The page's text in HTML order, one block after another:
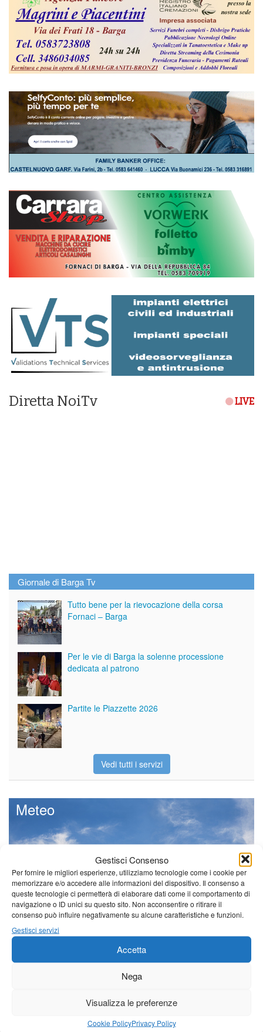
Gestisci Consenso
Per fornire le migliori esperienze, utilizziamo tecnologie come i cookie per
memorizzare e/o accedere alle informazioni del dispositivo. Il consenso a
queste tecnologie ci permetterà di elaborare dati come il comportamento di
navigazione o ID unici su questo sito. Non acconsentire o ritirare il
consenso può influire negativamente su alcune caratteristiche e funzioni.
Gestisci servizi
Accetta
Nega
Visualizza le preferenze
Cookie PolicyPrivacy Policy
Diretta NoiTv LIVE
Giornale di Barga Tv
Tutto bene per la rievocazione della corsa
Fornaci – Barga
Per le vie di Barga la solenne processione
dedicata al patrono
Partite le Piazzette 2026
Vedi tutti i servizi
Meteo
Il tempo di questo fine
settimana. temperature ancora
ben al di sopra dei valori
stagionali
Leggi tutto…
Domenica Lunedì Martedì
25°C|36°C
25°C| 33°C 21°C